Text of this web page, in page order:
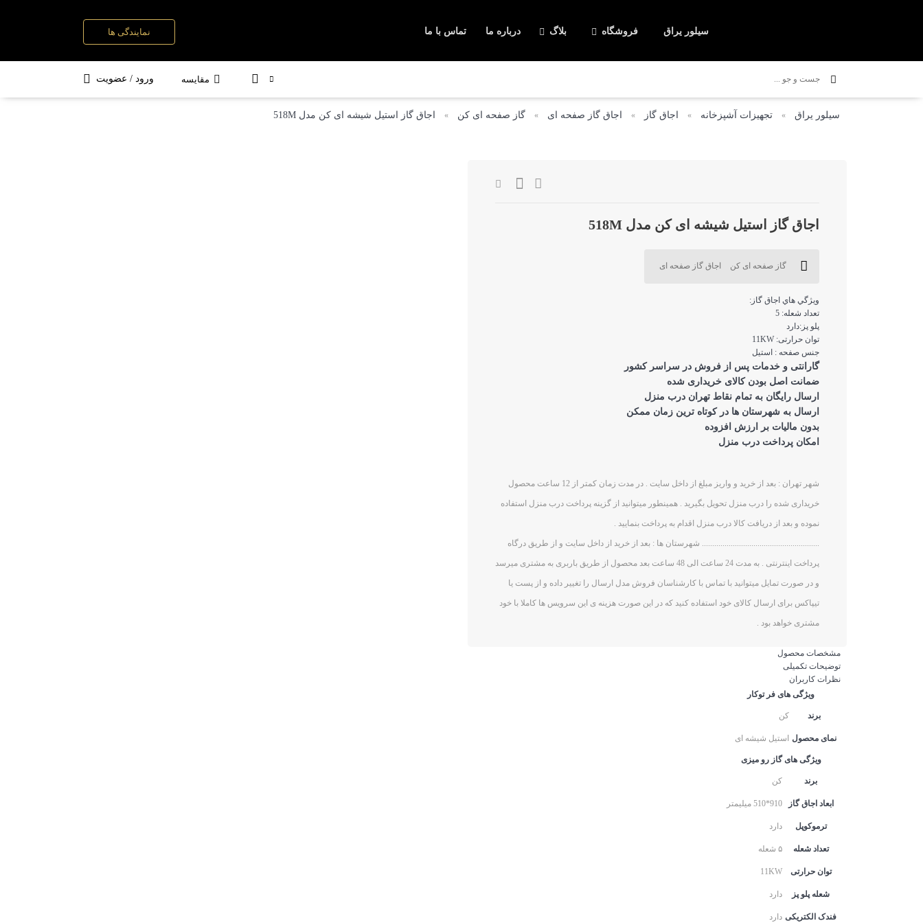
سیلور یراق فروشگاه بلاگ
شیرآلات ساختمانی دکوراسیون آشپزخانه لوازم و تجهیزات آشپزخانه
درباره ما تماس با ما نمایندگی ها
مقایسه ورود / عضویت
سیلور یراق » تجهیزات آشپزخانه » اجاق گاز » اجاق گاز صفحه ای » گاز صفحه ای کن » اجاق گاز استیل شیشه ای کن مدل 518M
اجاق گاز استیل شیشه ای کن مدل 518M
گاز صفحه ای کن اجاق گاز صفحه ای
ويژگي هاي اجاق گاز:
تعداد شعله: 5
پلو پز:دارد
توان حرارتی: 11KW
جنس صفحه : استیل
گارانتی و خدمات پس از فروش در سراسر کشور
ضمانت اصل بودن کالای خریداری شده
ارسال رایگان به تمام نقاط تهران درب منزل
ارسال به شهرستان ها در کوتاه ترین زمان ممکن
بدون مالیات بر ارزش افزوده
امکان پرداخت درب منزل
شهر تهران : بعد از خرید و واریز مبلغ از داخل سایت . در مدت زمان کمتر از 12 ساعت محصول
خریداری شده را درب منزل تحویل بگیرید . همینطور میتوانید از گزینه پرداخت درب منزل استفاده
نموده و بعد از دریافت کالا درب منزل اقدام به پرداخت بنمایید .
......................................................... شهرستان ها : بعد از خرید از داخل سایت و از طریق درگاه
پرداخت اینترنتی . به مدت 24 ساعت الی 48 ساعت بعد محصول از طریق باربری به مشتری میرسد
و در صورت تمایل میتوانید با تماس با کارشناسان فروش مدل ارسال را تغییر داده و از پست یا
تیپاکس برای ارسال کالای خود استفاده کنید که در این صورت هزینه ی این سرویس ها کاملا با خود
مشتری خواهد بود .
مشخصات محصول
توضیحات تکمیلی
نظرات کاربران
ویژگی های فر توکار
برند کن
نمای محصول استیل شیشه ای
ویژگی های گاز رو میزی
برند کن
ابعاد اجاق گاز 910*510 میلیمتر
ترموکوپل دارد
تعداد شعله ۵ شعله
توان حرارتی 11KW
شعله پلو پز دارد
فندک الکتریکی دارد